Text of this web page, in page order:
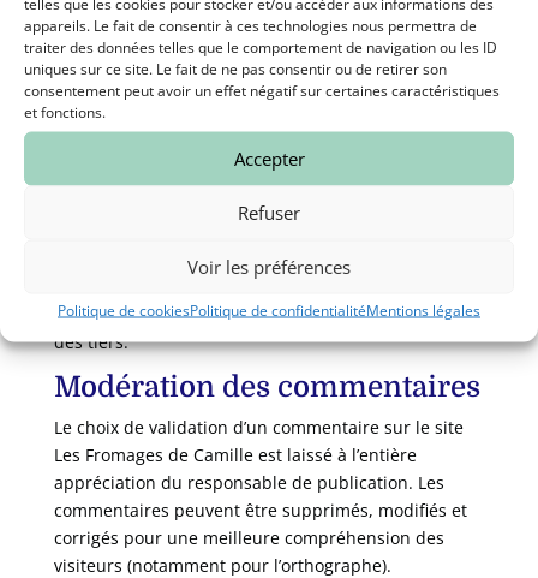
appareils. Le fait de consentir à ces technologies nous permettra de
traiter des données telles que le comportement de navigation ou les ID
uniques sur ce site. Le fait de ne pas consentir ou de retirer son
consentement peut avoir un effet négatif sur certaines caractéristiques
et fonctions.
Accepter
Refuser
Voir les préférences
Politique de cookiesPolitique de confidentialitéMentions légales
aux boutons qui facilitent le partage des pages et
articles sur les réseaux sociaux.
Formulaire de contact et
commentaires
Vous pouvez être amené à nous indiquer votre
adresse e-mail lorsque vous remplissez notre
formulaire de contact ou déposez un commentaire
En aucun cas, votre adresse e-mail ne sera cédée à
des tiers.
Modération des commentaires
Le choix de validation d’un commentaire sur le site
Les Fromages de Camille est laissé à l’entière
appréciation du responsable de publication. Les
commentaires peuvent être supprimés, modifiés et
corrigés pour une meilleure compréhension des
visiteurs (notamment pour l’orthographe).